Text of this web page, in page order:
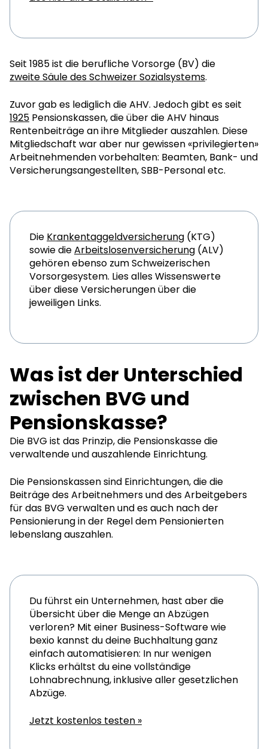
Seit 1985 ist die berufliche Vorsorge (BV) die
zweite Säule des Schweizer Sozialsystems.
Zuvor gab es lediglich die AHV. Jedoch gibt es seit
1925 Pensionskassen, die über die AHV hinaus
Rentenbeiträge an ihre Mitglieder auszahlen. Diese
Mitgliedschaft war aber nur gewissen «privilegierten»
Arbeitnehmenden vorbehalten: Beamten, Bank- und
Versicherungsangestellten, SBB-Personal etc.
Die Krankentaggeldversicherung (KTG)
sowie dieArbeitslosenversicherung (ALV)
gehören ebenso zum Schweizerischen
Vorsorgesystem. Lies alles Wissenswerte
über diese Versicherungen über die
jeweiligen Links.
Was ist der Unterschied
zwischen BVG und
Pensionskasse?
Die BVG ist das Prinzip, die Pensionskasse die
verwaltende und auszahlende Einrichtung.
Die Pensionskassen sind Einrichtungen, die die
Beiträge des Arbeitnehmers und des Arbeitgebers
für das BVG verwalten und es auch nach der
Pensionierung in der Regel dem Pensionierten
lebenslang auszahlen.
Du führst ein Unternehmen, hast aber die
Übersicht über die Menge an Abzügen
verloren? Mit einer Business-Software wie
bexio kannst du deine Buchhaltung ganz
einfach automatisieren: In nur wenigen
Klicks erhältst du eine vollständige
Lohnabrechnung, inklusive aller gesetzlichen
Abzüge.
Jetzt kostenlos testen »